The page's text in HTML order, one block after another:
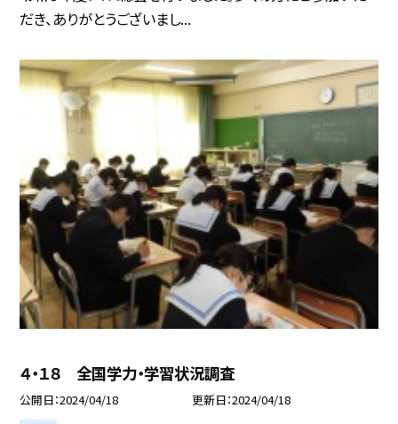
だき、ありがとうございまし...
４・１８ 全国学力・学習状況調査
公開日 2024/04/18 更新日 2024/04/18